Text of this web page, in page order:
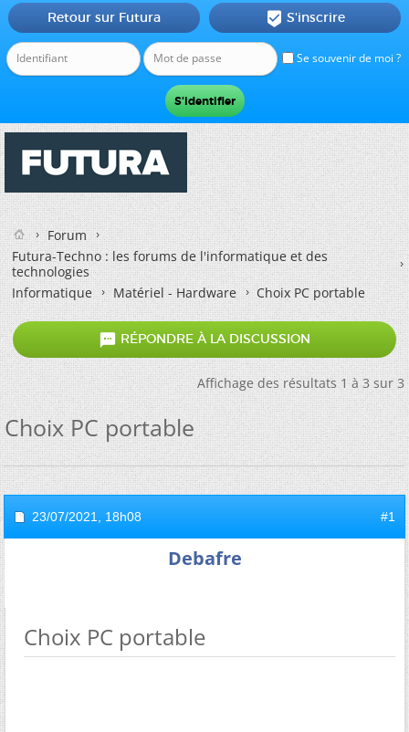
Se souvenir de moi ?
Retour sur Futura  S'inscrire
Forum
Futura-Techno : les forums de l'informatique et des
technologies
Informatique
Matériel - Hardware Choix PC portable
 RÉPONDRE À LA DISCUSSION
Affichage des résultats 1 à 3 sur 3
Choix PC portable
23/07/2021, 18h08 #1
Debafre
Choix PC portable